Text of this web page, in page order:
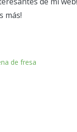
más!
de fresa